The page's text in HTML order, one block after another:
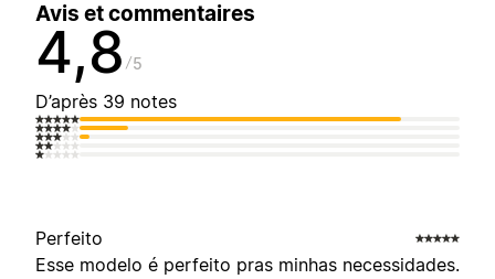
Avis et commentaires
4,8 5
D’après 39 notes
Perfeito
Esse modelo é perfeito pras minhas necessidades.